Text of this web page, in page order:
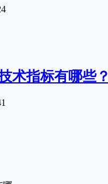
术指标有哪些？